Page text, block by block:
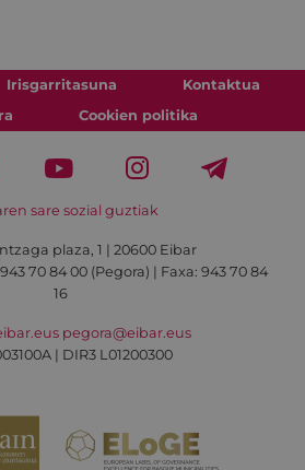
Irisgarritasuna
Kontaktua
Cookien politika
sare sozial guztiak
plaza, 1 | 20600 Eibar
70 84 00 (Pegora) | Faxa: 943 70 84
16
pegora@eibar.eus
| DIR3 L01200300